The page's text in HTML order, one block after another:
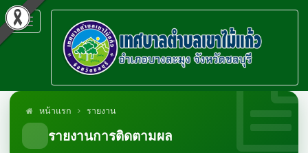
Toggle
navigation
หน้าแรก รายงาน
รายงานการติดตามผล